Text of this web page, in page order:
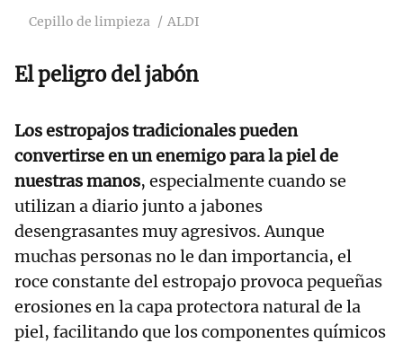
Cepillo de limpieza ALDI
El peligro del jabón
Los estropajos tradicionales pueden
convertirse en un enemigo para la piel de
nuestras manos, especialmente cuando se
utilizan a diario junto a jabones
desengrasantes muy agresivos. Aunque
muchas personas no le dan importancia, el
roce constante del estropajo provoca pequeñas
erosiones en la capa protectora natural de la
piel, facilitando que los componentes químicos